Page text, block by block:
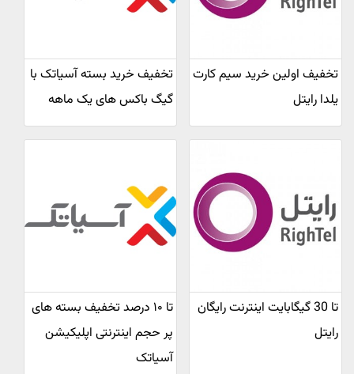
تخفیف اولین خرید سیم کارت
یلدا رایتل
تخفیف خرید بسته آسیاتک با
گیگ باکس های یک ماهه
تا 30 گیگابایت اینترنت رایگان
رایتل
تا ۱۰ درصد تخفیف بسته های
پر حجم اینترنتی اپلیکیشن
آسیاتک